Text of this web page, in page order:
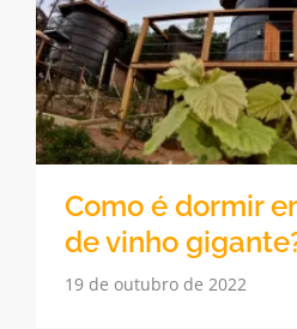
Como é dormir
de vinho
19 de outubro de 2022